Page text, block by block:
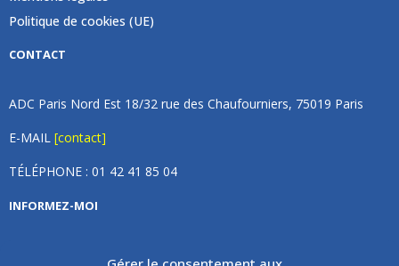
Politique de cookies (UE)
CONTACT
ADC Paris Nord Est 18/32 rue des Chaufourniers, 75019 Paris
E-MAIL [contact]
TÉLÉPHONE : 01 42 41 85 04
INFORMEZ-MOI
Inscrivez vous à notre newsletter et recevez une fois par